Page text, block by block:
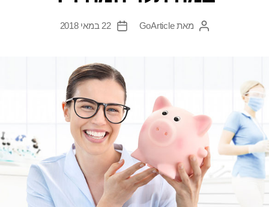
המחבר
מאתGoArticle
תאריך
22 במאי 2018